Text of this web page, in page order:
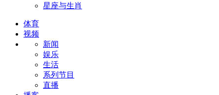
星座与生肖
体育
视频
新闻
娱乐
生活
系列节目
直播